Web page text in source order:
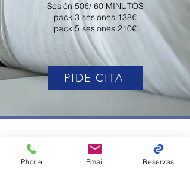
Sesión 50€/ 60 MINUTOS
pack 3 sesiones 138€
pack 5 sesiones 210€
PIDE CITA
C/ Pau Redó 10
08908 Hospitalet del Llobregat
Phone Email Reservas